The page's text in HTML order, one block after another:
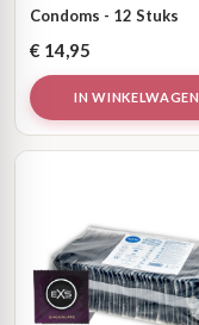
Condoms - 12 Stuks
€ 14,95
IN WINKELWAGEN